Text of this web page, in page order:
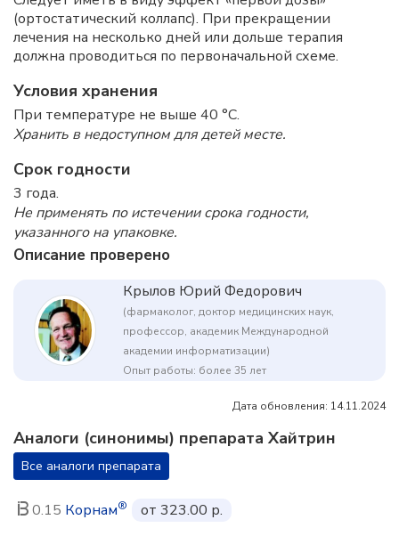
(ортостатический коллапс). При прекращении
лечения на несколько дней или дольше терапия
должна проводиться по первоначальной схеме.
Условия хранения
При температуре не выше 40 °C.
Хранить в недоступном для детей месте.
Срок годности
3 года.
Не применять по истечении срока годности,
указанного на упаковке.
Описание проверено
Крылов Юрий Федорович
(фармаколог, доктор медицинских наук,
профессор, академик Международной
академии информатизации)
Опыт работы: более 35 лет
Дата обновления: 14.11.2024
Аналоги (синонимы) препарата Хайтрин
Все аналоги препарата
0.15 Корнам®
от 323.00 р.